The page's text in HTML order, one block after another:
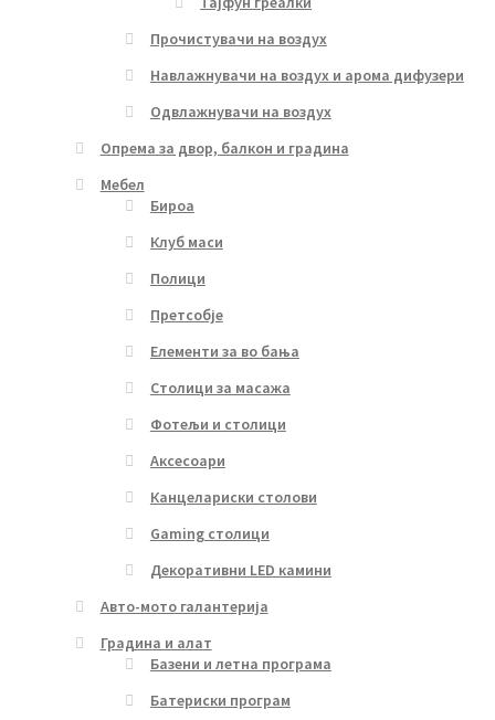
Прочистувачи на воздух
Навлажнувачи на воздух и арома дифузери
Одвлажнувачи на воздух
Опрема за двор, балкон и градина
Мебел
Бироа
Клуб маси
Полици
Претсобје
Елементи за во бања
Столици за масажа
Фотељи и столици
Аксесоари
Канцелариски столови
Gaming столици
Декоративни LED камини
Авто-мото галантерија
Градина и алат
Базени и летна програма
Батериски програм